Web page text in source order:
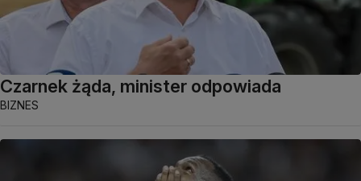
Czarnek żąda, minister odpowiada
BIZNES